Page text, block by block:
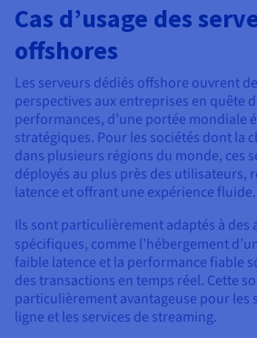
Cas d’usage des
offshores
Les serveurs dédiés offshore ouvrent
perspectives aux entreprises en quête
performances, d’une portée mondiale
stratégiques. Pour les sociétés dont la
dans plusieurs régions du monde, ces
déployés au plus près des utilisateurs,
latence et offrant une expérience fluide.
Ils sont particulièrement adaptés à des
spécifiques, comme l’hébergement
faible latence et la performance fiable
des transactions en temps réel. Cette
particulièrement avantageuse pour les
ligne et les services de streaming.